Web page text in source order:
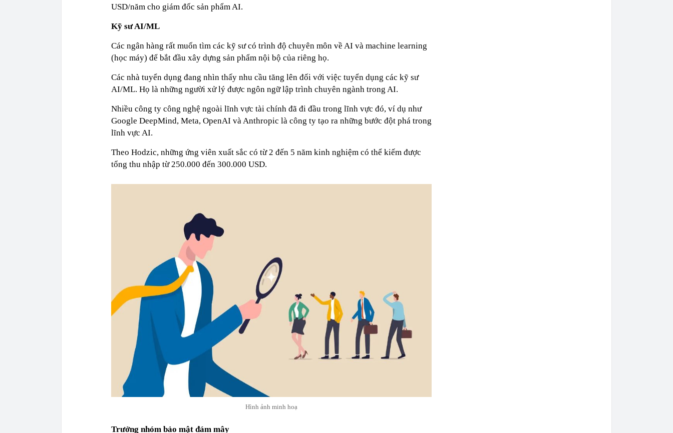
USD/năm cho giám đốc sản phẩm AI.
Kỹ sư AI/ML
Các ngân hàng rất muốn tìm các kỹ sư có trình độ chuyên môn về AI và machine learning
(học máy) để bắt đầu xây dựng sản phẩm nội bộ của riêng họ.
Các nhà tuyển dụng đang nhìn thấy nhu cầu tăng lên đối với việc tuyển dụng các kỹ sư
AI/ML. Họ là những người xử lý được ngôn ngữ lập trình chuyên ngành trong AI.
Nhiều công ty công nghệ ngoài lĩnh vực tài chính đã đi đầu trong lĩnh vực đó, ví dụ như
Google DeepMind, Meta, OpenAI và Anthropic là công ty tạo ra những bước đột phá trong
lĩnh vực AI.
Theo Hodzic, những ứng viên xuất sắc có từ 2 đến 5 năm kinh nghiệm có thể kiếm được
tổng thu nhập từ 250.000 đến 300.000 USD.
Hình ảnh minh hoạ
Trưởng nhóm bảo mật đám mây